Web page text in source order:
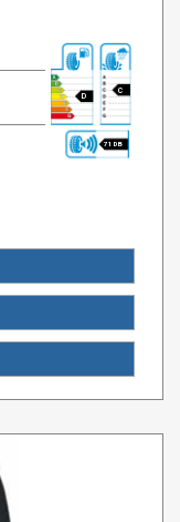
D
C
71 DB